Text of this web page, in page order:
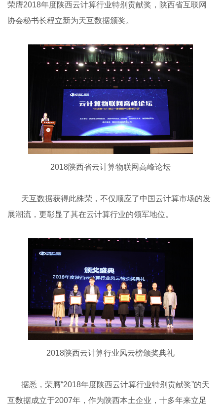
荣膺2018年度陕西云计算行业特别贡献奖，陕西省互联网
协会秘书长程立新为天互数据颁奖。
2018陕西省云计算物联网高峰论坛
天互数据获得此殊荣，不仅顺应了中国云计算市场的发
展潮流，更彰显了其在云计算行业的领军地位。
2018陕西云计算行业风云榜颁奖典礼
据悉，荣膺“2018年度陕西云计算行业特别贡献奖”的天
互数据成立于2007年，作为陕西本土企业，十多年来立足